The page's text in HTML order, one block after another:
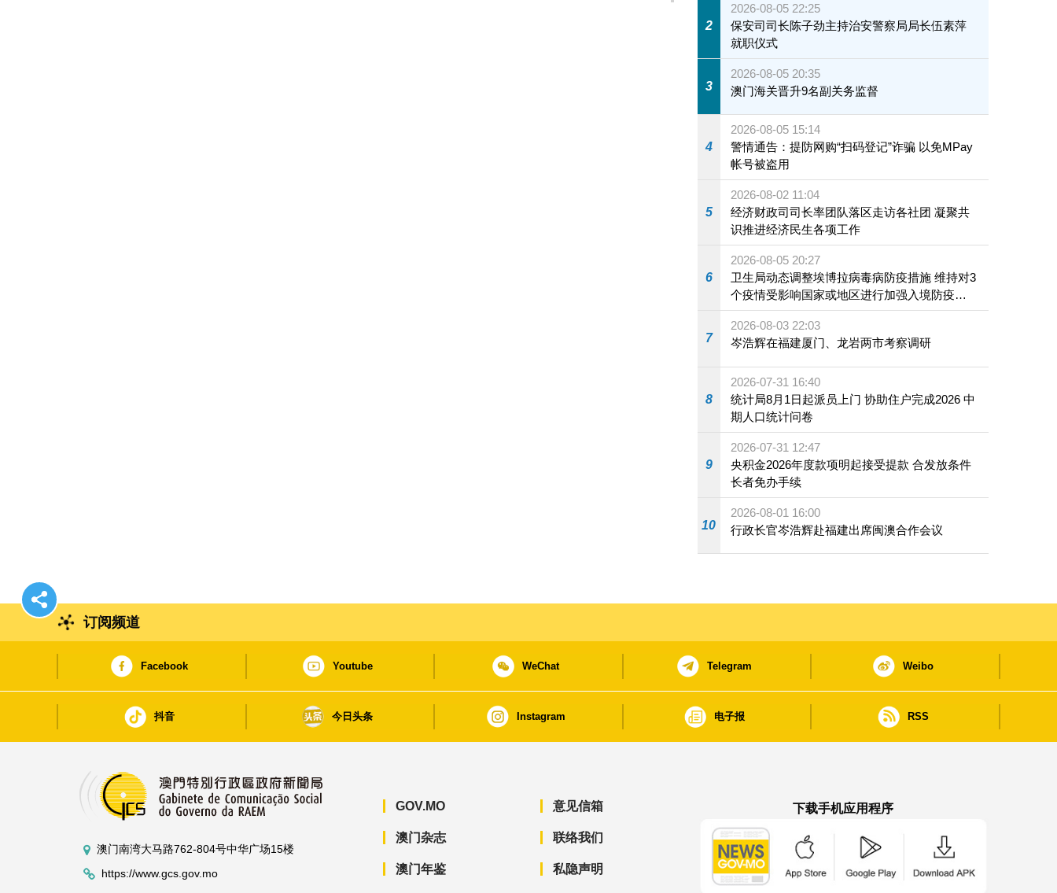
2
2026-08-05 22:25
保安司司长陈子劲主持治安警察局局长伍素萍
就职仪式
3
2026-08-05 20:35
澳门海关晋升9名副关务监督
4
2026-08-05 15:14
警情通告：提防网购“扫码登记”诈骗 以免MPay
帐号被盗用
5
2026-08-02 11:04
经济财政司司长率团队落区走访各社团 凝聚共
识推进经济民生各项工作
6
2026-08-05 20:27
卫生局动态调整埃博拉病毒病防疫措施 维持对3
个疫情受影响国家或地区进行加强入境防疫措
施
7
2026-08-03 22:03
岑浩辉在福建厦门、龙岩两市考察调研
8
2026-07-31 16:40
统计局8月1日起派员上门 协助住户完成2026 中
期人口统计问卷
9
2026-07-31 12:47
央积金2026年度款项明起接受提款 合发放条件
长者免办手续
10
2026-08-01 16:00
行政长官岑浩辉赴福建出席闽澳合作会议
订阅频道
Facebook Youtube WeChat Telegram Weibo
抖音 今日头条 Instagram 电子报 RSS
澳门南湾大马路762-804号中华广场15楼
https://www.gcs.gov.mo
GOV.MO
澳门杂志
澳门年鉴
意见信箱
联络我们
私隐声明
下载手机应用程序